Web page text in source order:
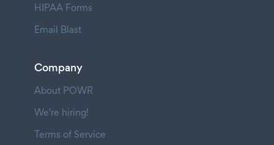
HIPAA Forms
Email Blast
Company
About POWR
We're hiring!
Terms of Service